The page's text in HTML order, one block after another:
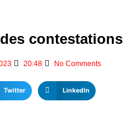
contestations
20:48 No Comments
Twitter LinkedIn